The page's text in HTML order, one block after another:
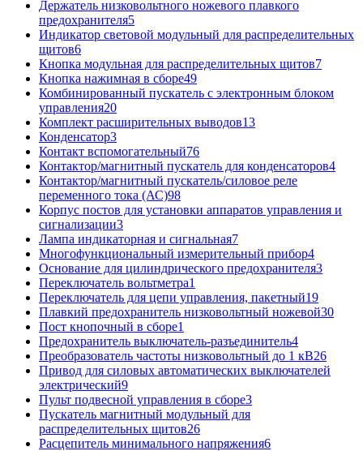
Держатель низковольтного ножевого плавкого
предохранителя5
Индикатор световой модульный для распределительных
щитов6
Кнопка модульная для распределительных щитов7
Кнопка нажимная в сборе49
Комбинированный пускатель с электронным блоком
управления20
Комплект расширительных выводов13
Конденсатор3
Контакт вспомогательный76
Контактор/магнитный пускатель для конденсаторов4
Контактор/магнитный пускатель/силовое реле
переменного тока (АС)98
Корпус постов для установки аппаратов управления и
сигнализации3
Лампа индикаторная и сигнальная7
Многофункциональный измерительный прибор4
Основание для цилиндрического предохранителя3
Переключатель вольтметра1
Переключатель для цепи управления, пакетный19
Плавкий предохранитель низковольтный ножевой30
Пост кнопочный в сборе1
Предохранитель выключатель-разъединитель4
Преобразователь частоты низковольтный до 1 кВ26
Привод для силовых автоматических выключателей
электрический9
Пульт подвесной управления в сборе3
Пускатель магнитный модульный для
распределительных щитов26
Расцепитель минимального напряжения6